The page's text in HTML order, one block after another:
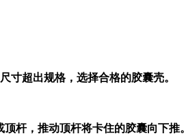
寸超出规格，选择合格的胶囊壳。
杆，推动顶杆将卡住的胶囊向下推。